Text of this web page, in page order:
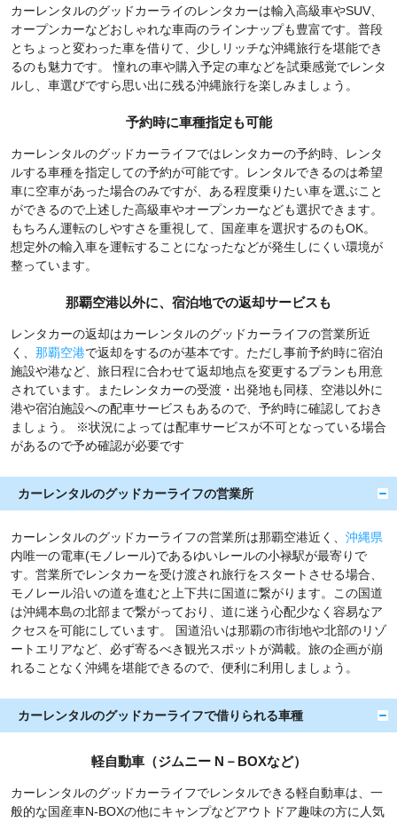
カーレンタルのグッドカーライのレンタカーは輸入高級車やSUV、
オープンカーなどおしゃれな車両のラインナップも豊富です。普段
とちょっと変わった車を借りて、少しリッチな沖縄旅行を堪能でき
るのも魅力です。 憧れの車や購入予定の車などを試乗感覚でレンタ
ルし、車選びですら思い出に残る沖縄旅行を楽しみましょう。
予約時に車種指定も可能
カーレンタルのグッドカーライフではレンタカーの予約時、レンタ
ルする車種を指定しての予約が可能です。レンタルできるのは希望
車に空車があった場合のみですが、ある程度乗りたい車を選ぶこと
ができるので上述した高級車やオープンカーなども選択できます。
もちろん運転のしやすさを重視して、国産車を選択するのもOK。
想定外の輸入車を運転することになったなどが発生しにくい環境が
整っています。
那覇空港以外に、宿泊地での返却サービスも
レンタカーの返却はカーレンタルのグッドカーライフの営業所近
く、 那覇空港で返却をするのが基本です。ただし事前予約時に宿泊
施設や港など、旅日程に合わせて返却地点を変更するプランも用意
されています。またレンタカーの受渡・出発地も同様、空港以外に
港や宿泊施設への配車サービスもあるので、予約時に確認しておき
ましょう。 ※状況によっては配車サービスが不可となっている場合
があるので予め確認が必要です
カーレンタルのグッドカーライフの営業所
カーレンタルのグッドカーライフの営業所は那覇空港近く、 沖縄県
内唯一の電車(モノレール)であるゆいレールの小禄駅が最寄りで
す。営業所でレンタカーを受け渡され旅行をスタートさせる場合、
モノレール沿いの道を進むと上下共に国道に繋がります。この国道
は沖縄本島の北部まで繋がっており、道に迷う心配少なく容易なア
クセスを可能にしています。 国道沿いは那覇の市街地や北部のリゾ
ートエリアなど、必ず寄るべき観光スポットが満載。旅の企画が崩
れることなく沖縄を堪能できるので、便利に利用しましょう。
カーレンタルのグッドカーライフで借りられる車種
軽自動車（ジムニー N－BOXなど）
カーレンタルのグッドカーライフでレンタルできる軽自動車は、一
般的な国産車N‐BOXの他にキャンプなどアウトドア趣味の方に人気